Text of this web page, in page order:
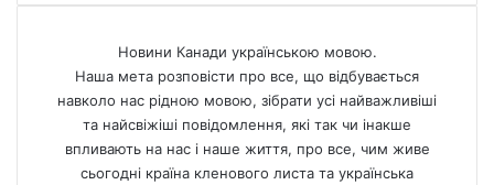
Новини Канади українською мовою.
Наша мета розповісти про все, що відбувається
навколо нас рідною мовою, зібрати усі найважливіші
та найсвіжіші повідомлення, які так чи інакше
впливають на нас і наше життя, про все, чим живе
сьогодні країна кленового листа та українська